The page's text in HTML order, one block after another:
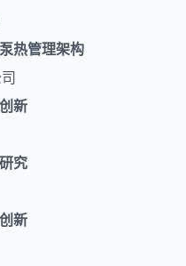
热管理架构
新
究
新